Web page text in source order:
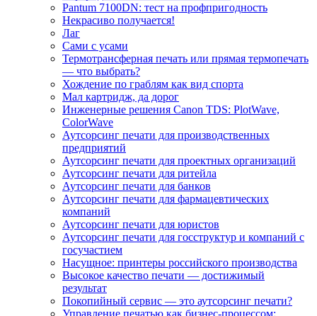
Pantum 7100DN: тест на профпригодность
Некрасиво получается!
Лаг
Сами с усами
Термотрансферная печать или прямая термопечать
— что выбрать?
Хождение по граблям как вид спорта
Мал картридж, да дорог
Инженерные решения Canon TDS: PlotWave,
ColorWave
Аутсорсинг печати для производственных
предприятий
Аутсорсинг печати для проектных организаций
Аутсорсинг печати для ритейла
Аутсорсинг печати для банков
Аутсорсинг печати для фармацевтических
компаний
Аутсорсинг печати для юристов
Аутсорсинг печати для госструктур и компаний с
госучастием
Насущное: принтеры российского производства
Высокое качество печати — достижимый
результат
Покопийный сервис — это аутсорсинг печати?
Управление печатью как бизнес-процессом: